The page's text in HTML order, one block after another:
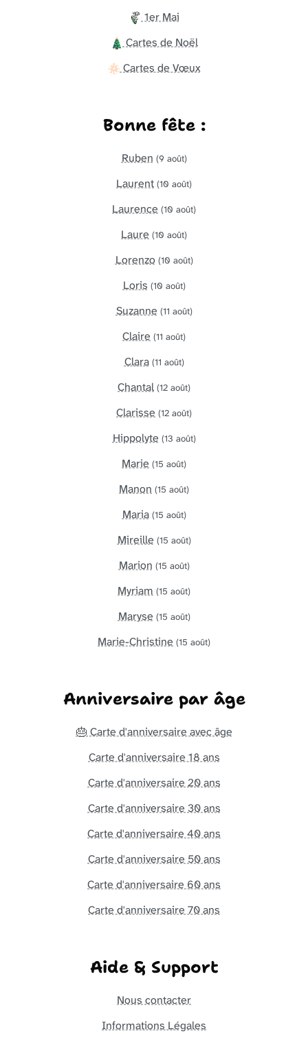
1er Mai
Cartes de Noël
Cartes de Vœux
Bonne fête :
Ruben (9 août)
Laurent (10 août)
Laurence (10 août)
Laure (10 août)
Lorenzo (10 août)
Loris (10 août)
Suzanne (11 août)
Claire (11 août)
Clara (11 août)
Chantal (12 août)
Clarisse (12 août)
Hippolyte (13 août)
Marie (15 août)
Manon (15 août)
Maria (15 août)
Mireille (15 août)
Marion (15 août)
Myriam (15 août)
Maryse (15 août)
Marie-Christine (15 août)
Anniversaire par âge
🎂 Carte d'anniversaire avec âge
Carte d'anniversaire 18 ans
Carte d'anniversaire 20 ans
Carte d'anniversaire 30 ans
Carte d'anniversaire 40 ans
Carte d'anniversaire 50 ans
Carte d'anniversaire 60 ans
Carte d'anniversaire 70 ans
Aide & Support
Nous contacter
Informations Légales